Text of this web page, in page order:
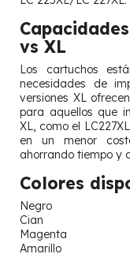
vs XL
Los cartuchos
necesidades de
versiones XL
para aquellos que
XL, como el
en un menor
ahorrando tiempo y
Colores
Negro
Cian
Magenta
Amarillo